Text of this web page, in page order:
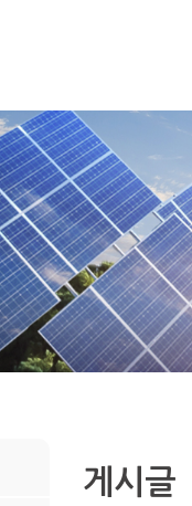
게시글